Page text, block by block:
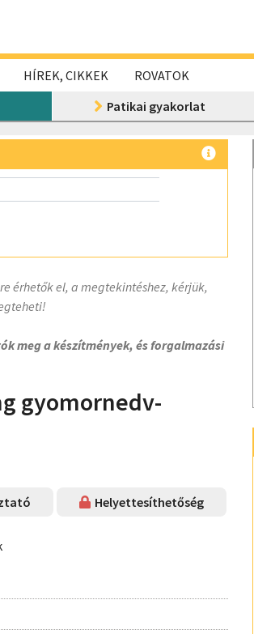
HÍREK, CIKKEK
ROVATOK
Patikai gyakorlat
érhetők el, a megtekintéshez, kérjük,
meg a készítmények, és forgalmazási
gyomornedv-
Helyettesíthetőség